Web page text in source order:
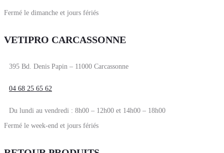
Fermé le dimanche et jours fériés
VETIPRO CARCASSONNE
395 Bd. Denis Papin – 11000 Carcassonne
04 68 25 65 62
Du lundi au vendredi : 8h00 – 12h00 et 14h00 – 18h00
Fermé le week-end et jours fériés